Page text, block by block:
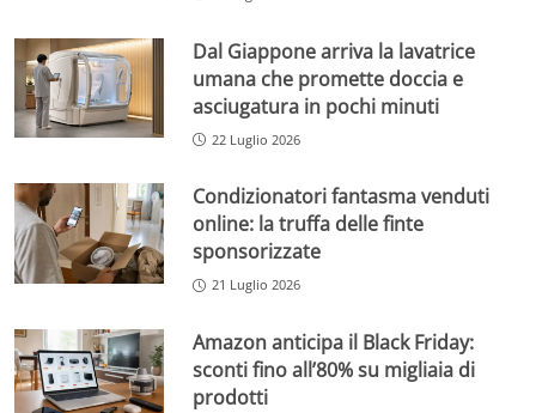
Dal Giappone arriva la lavatrice
umana che promette doccia e
asciugatura in pochi minuti
22 Luglio 2026
Condizionatori fantasma venduti
online: la truffa delle finte
sponsorizzate
21 Luglio 2026
Amazon anticipa il Black Friday:
sconti fino all’80% su migliaia di
prodotti